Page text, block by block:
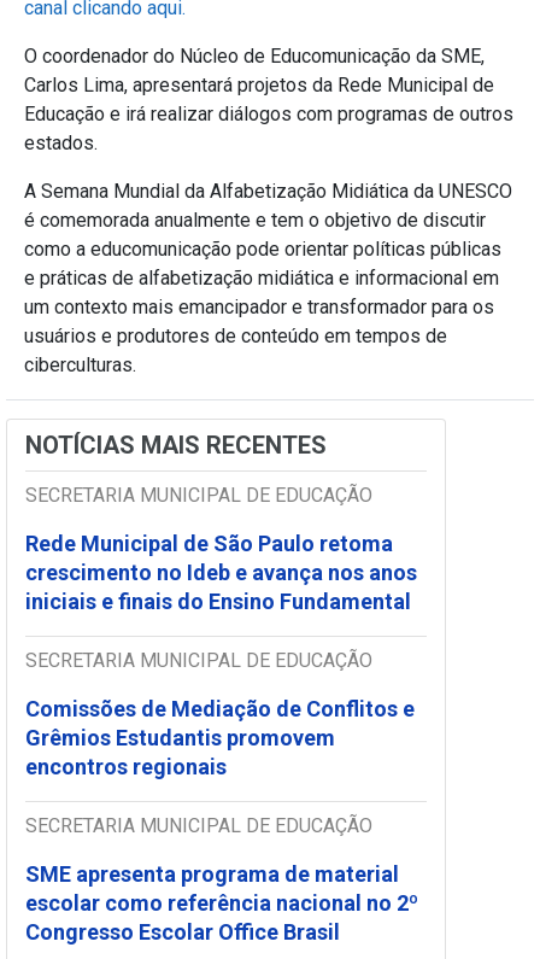
canal clicando aqui.
O coordenador do Núcleo de Educomunicação da SME,
Carlos Lima, apresentará projetos da Rede Municipal de
Educação e irá realizar diálogos com programas de outros
estados.
A Semana Mundial da Alfabetização Midiática da UNESCO
é comemorada anualmente e tem o objetivo de discutir
como a educomunicação pode orientar políticas públicas
e práticas de alfabetização midiática e informacional em
um contexto mais emancipador e transformador para os
usuários e produtores de conteúdo em tempos de
ciberculturas.
NOTÍCIAS MAIS RECENTES
SECRETARIA MUNICIPAL DE EDUCAÇÃO
Rede Municipal de São Paulo retoma
crescimento no Ideb e avança nos anos
iniciais e finais do Ensino Fundamental
SECRETARIA MUNICIPAL DE EDUCAÇÃO
Comissões de Mediação de Conflitos e
Grêmios Estudantis promovem
encontros regionais
SECRETARIA MUNICIPAL DE EDUCAÇÃO
SME apresenta programa de material
escolar como referência nacional no 2º
Congresso Escolar Office Brasil